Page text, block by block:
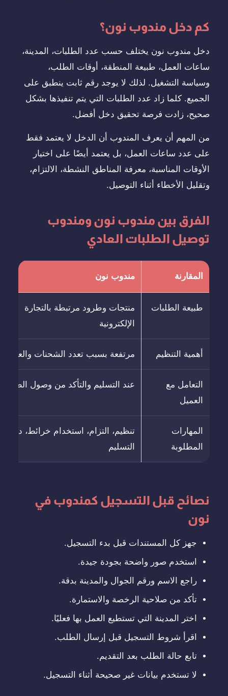
كم دخل مندوب نون؟
دخل مندوب نون يختلف حسب عدد الطلبات، المدينة،
ساعات العمل، طبيعة المنطقة، أوقات الطلب،
وسياسة التشغيل. لذلك لا يوجد رقم ثابت ينطبق على
الجميع. كلما زاد عدد الطلبات التي يتم تنفيذها بشكل
صحيح، زادت فرصة تحقيق دخل أفضل.
من المهم أن يعرف المندوب أن الدخل لا يعتمد فقط
على عدد ساعات العمل، بل يعتمد أيضًا على اختيار
الأوقات المناسبة، معرفة المناطق النشطة، الالتزام،
وتقليل الأخطاء أثناء التوصيل.
الفرق بين مندوب نون ومندوب
توصيل الطلبات العادي
المقارنة مندوب نون
طبيعة الطلبات
منتجات وطرود مرتبطة بالتجارة
الإلكترونية
أهمية التنظيم مرتفعة بسبب تعدد الشحنات والعناوين
التعامل مع
العميل
عند التسليم والتأكد من وصول الطلب
المهارات
المطلوبة
تنظيم، التزام، استخدام خرائط، دقة
التسليم
نصائح قبل التسجيل كمندوب في
نون
جهز كل المستندات قبل بدء التسجيل.
استخدم صور واضحة بجودة جيدة.
راجع الاسم ورقم الجوال والمدينة بدقة.
تأكد من صلاحية الرخصة والاستمارة.
اختر المدينة التي تستطيع العمل بها فعليًا.
اقرأ شروط التسجيل قبل إرسال الطلب.
تابع حالة الطلب بعد التقديم.
لا تستخدم بيانات غير صحيحة أثناء التسجيل.